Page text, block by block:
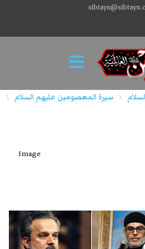
\ سيرة المعصومين عليهم السلام \